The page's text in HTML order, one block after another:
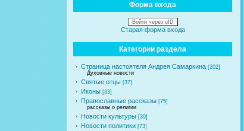
Форма входа
Войти через uID
Старая форма входа
Категории раздела
Страница настоятеля Андрея Самаркина [202]
Духовные новости
Святые отцы [37]
Иконы [33]
Православные рассказы [75]
рассказы о религии
Новости культуры [39]
Новости политики [73]